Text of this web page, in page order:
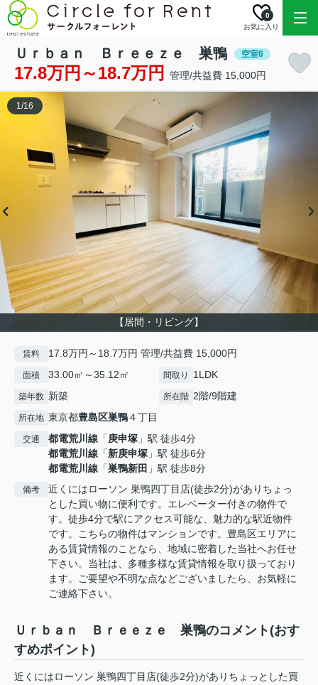
お気に入り
0
Ｕｒｂａｎ Ｂｒｅｅｚｅ 巣鴨 空室6
17.8万円～18.7万円 管理/共益費 15,000円
【居間・リビング】
1/16
賃料 17.8万円～18.7万円 管理/共益費 15,000円
面積 33.00㎡～35.12㎡ 間取り 1LDK
築年数 新築 所在階 2階/9階建
所在地 東京都豊島区巣鴨４丁目
交通 都電荒川線 「庚申塚 」駅 徒歩4分
都電荒川線 「新庚申塚 」駅 徒歩6分
都電荒川線 「巣鴨新田 」駅 徒歩8分
備考
近くにはローソン 巣鴨四丁目店(徒歩2分)がありちょっ
とした買い物に便利です。エレベーター付きの物件で
す。徒歩4分で駅にアクセス可能な、魅力的な駅近物件
です。こちらの物件はマンションです。豊島区エリアに
ある賃貸情報のことなら、地域に密着した当社へお任せ
下さい。当社は、多種多様な賃貸情報を取り扱っており
ます。ご要望や不明な点などございましたら、お気軽に
ご連絡下さい。
Ｕｒｂａｎ Ｂｒｅｅｚｅ 巣鴨のコメント(おす
すめポイント)
近くにはローソン 巣鴨四丁目店(徒歩2分)がありちょっとした買